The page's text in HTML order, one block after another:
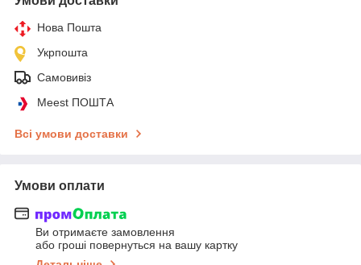
Нова Пошта
Укрпошта
Самовивіз
Meest ПОШТА
Всі умови доставки
Умови оплати
Ви отримаєте замовлення
або гроші повернуться на вашу картку